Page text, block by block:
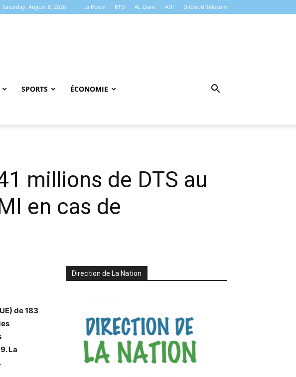
Saturday, August 8, 2026 La Poste RTD AL Qarn ADI Djibouti Telecom
SPORTS ÉCONOMIE
millions de DTS au
en cas de
de 183
La
Direction de La Nation